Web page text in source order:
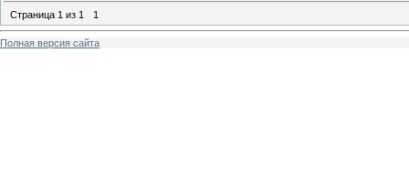
Страница 1 из 1 1
Полная версия сайта